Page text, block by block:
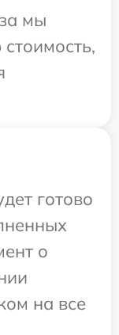
мы
готово
о
на все